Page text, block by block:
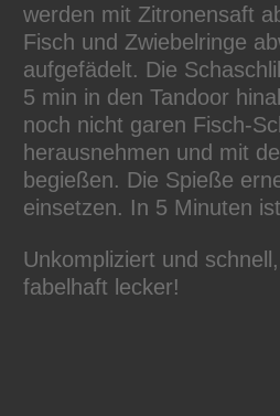
werden mit Zitronensaft
Fisch und Zwiebelringe
aufgefädelt. Die
5 min in den Tandoor
noch nicht garen Fisch-
herausnehmen und mit
begießen. Die Spieße
einsetzen. In 5 Minuten
Unkompliziert und
fabelhaft lecker!